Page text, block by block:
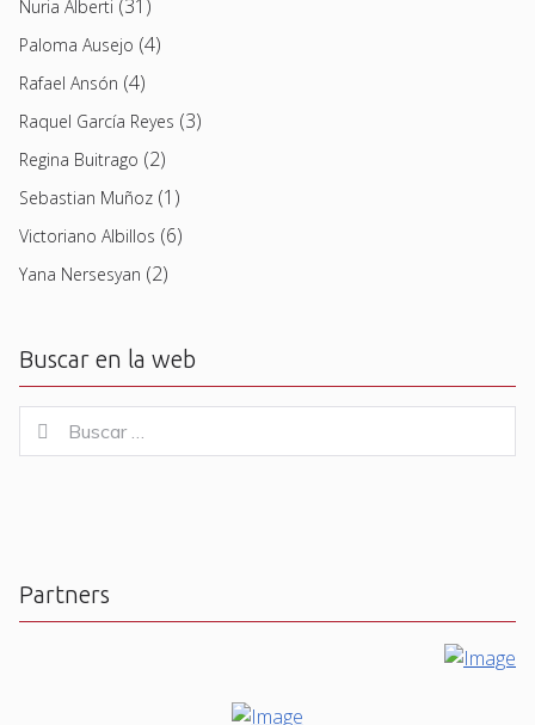
Nuria Alberti (31)
Paloma Ausejo (4)
Rafael Ansón (4)
Raquel García Reyes (3)
Regina Buitrago (2)
Sebastian Muñoz (1)
Victoriano Albillos (6)
Yana Nersesyan (2)
Buscar en la web
for:
Buscar
Partners